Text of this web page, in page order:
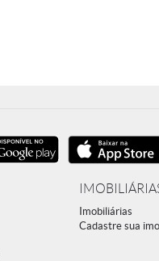
Imobiliárias
Cadastre sua